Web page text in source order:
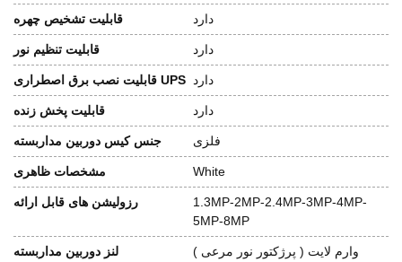
قابلیت تشخیص چهره دارد
قابلیت تنظیم نور دارد
قابلیت نصب برق اصطراری UPS دارد
قابلیت پخش زنده دارد
جنس کیس دوربین مداربسته فلزی
مشخصات ظاهری White
رزولیشن های قابل ارائه
1.3MP-2MP-2.4MP-3MP-4MP-
5MP-8MP
لنز دوربین مداربسته وارم لایت ( پرژکتور نور مرعی )